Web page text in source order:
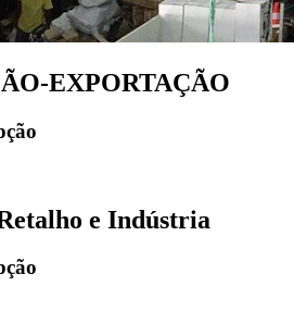
EXPORTAÇÃO
e Indústria